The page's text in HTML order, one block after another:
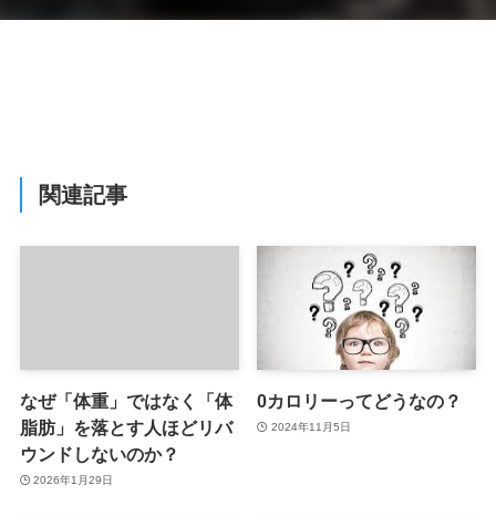
関連記事
なぜ「体重」ではなく「体
脂肪」を落とす人ほどリバ
ウンドしないのか？
2026年1月29日
0カロリーってどうなの？
2024年11月5日